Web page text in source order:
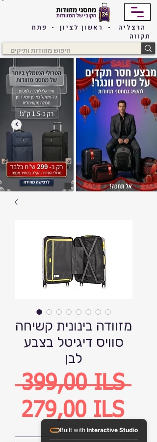
הרצליה - ראשון לציון - פתח
תקווה
מזוודה בינונית קשיחה
סוויס דיגיטל בצבע
לבן
399,00 ILS
279,00 ILS
de
Built with Interactive Studio